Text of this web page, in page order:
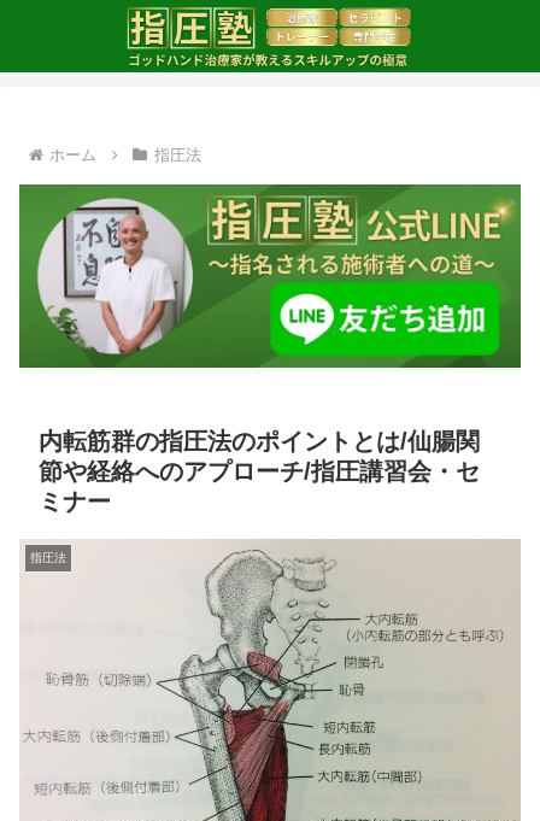
ホーム 指圧法
内転筋群の指圧法のポイントとは/仙腸関
節や経絡へのアプローチ/指圧講習会・セ
ミナー
指圧法